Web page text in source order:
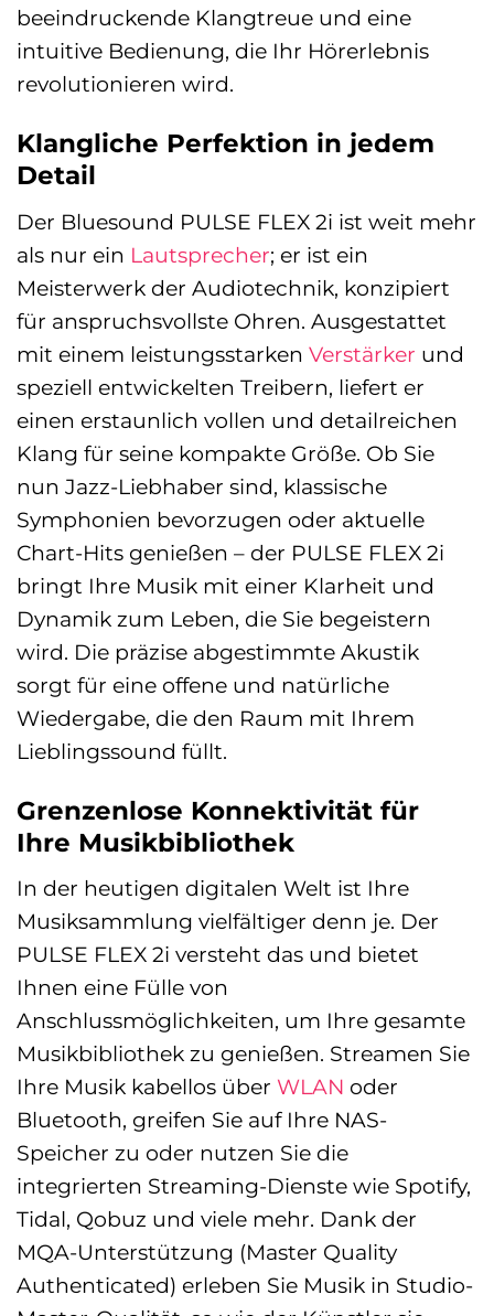
beeindruckende Klangtreue und eine
intuitive Bedienung, die Ihr Hörerlebnis
revolutionieren wird.
Klangliche Perfektion in jedem
Detail
Der Bluesound PULSE FLEX 2i ist weit mehr
als nur ein Lautsprecher; er ist ein
Meisterwerk der Audiotechnik, konzipiert
für anspruchsvollste Ohren. Ausgestattet
mit einem leistungsstarken Verstärker und
speziell entwickelten Treibern, liefert er
einen erstaunlich vollen und detailreichen
Klang für seine kompakte Größe. Ob Sie
nun Jazz-Liebhaber sind, klassische
Symphonien bevorzugen oder aktuelle
Chart-Hits genießen – der PULSE FLEX 2i
bringt Ihre Musik mit einer Klarheit und
Dynamik zum Leben, die Sie begeistern
wird. Die präzise abgestimmte Akustik
sorgt für eine offene und natürliche
Wiedergabe, die den Raum mit Ihrem
Lieblingssound füllt.
Grenzenlose Konnektivität für
Ihre Musikbibliothek
In der heutigen digitalen Welt ist Ihre
Musiksammlung vielfältiger denn je. Der
PULSE FLEX 2i versteht das und bietet
Ihnen eine Fülle von
Anschlussmöglichkeiten, um Ihre gesamte
Musikbibliothek zu genießen. Streamen Sie
Ihre Musik kabellos über WLAN oder
Bluetooth, greifen Sie auf Ihre NAS-
Speicher zu oder nutzen Sie die
integrierten Streaming-Dienste wie Spotify,
Tidal, Qobuz und viele mehr. Dank der
MQA-Unterstützung (Master Quality
Authenticated) erleben Sie Musik in Studio-